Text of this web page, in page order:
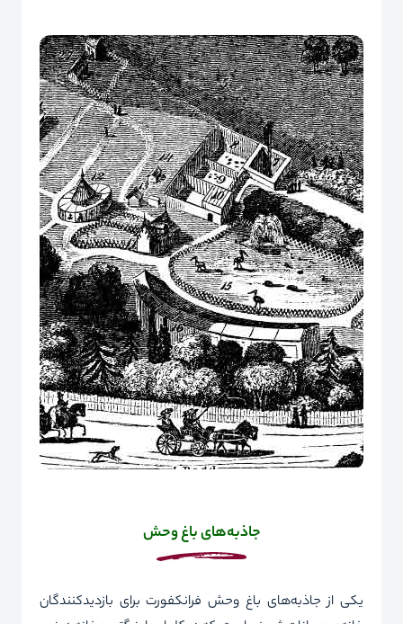
جاذبه‌های باغ وحش
یکی از جاذبه‌های باغ وحش فرانکفورت برای بازدیدکنندگان